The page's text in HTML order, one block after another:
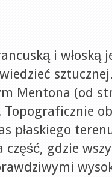
i włoską
Mentona (od
Topograficznie
płaskiego
część, gdzie